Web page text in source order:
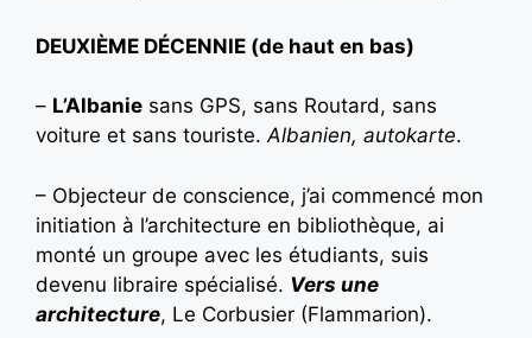
DEUXIÈME DÉCENNIE (de haut en bas)
– L’Albanie sans GPS, sans Routard, sans
voiture et sans touriste.Albanien, autokarte.
– Objecteur de conscience, j’ai commencé mon
initiation à l’architecture en bibliothèque, ai
monté un groupe avec les étudiants, suis
devenu libraire spécialisé. Vers une
architecture, Le Corbusier (Flammarion).